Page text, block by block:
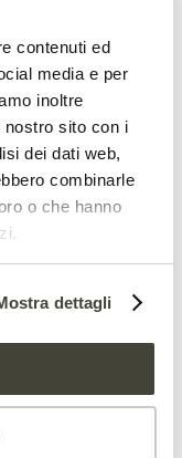
contenuti ed
media e per
inoltre
sito con i
dei dati web,
combinarle
o che hanno
dettagli
una
nei
della
2018 i suoli